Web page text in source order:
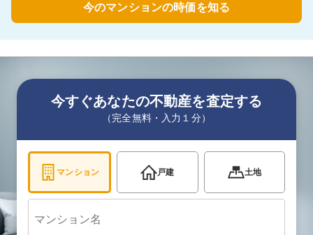
今のマンションの時価を知る
今すぐあなたの不動産を査定する
（完全無料・入力１分）
マンション 戸建 土地